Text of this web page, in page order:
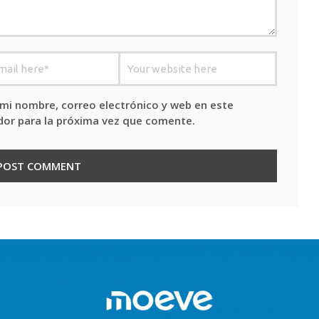
nombre, correo electrónico y web en este
para la próxima vez que comente.